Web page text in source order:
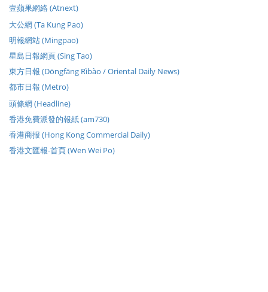
壹蘋果網絡 (Atnext)
大公網 (Ta Kung Pao)
明報網站 (Mingpao)
星島日報網頁 (Sing Tao)
東方日報 (Dōngfāng Rìbào / Oriental Daily News)
都市日報 (Metro)
頭條網 (Headline)
香港免費派發的報紙 (am730)
香港商报 (Hong Kong Commercial Daily)
香港文匯報-首頁 (Wen Wei Po)